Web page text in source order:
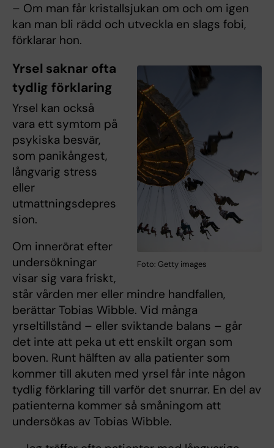
– Om man får kristallsjukan om och om igen
kan man bli rädd och utveckla en slags fobi,
förklarar hon.
Foto: Getty images
Yrsel saknar ofta
tydlig förklaring
Yrsel kan också
vara ett symtom på
psykiska besvär,
som panikångest,
långvarig stress
eller
utmattningsdepres
sion.
Om innerörat efter
undersökningar
visar sig vara friskt,
står vården mer eller mindre handfallen,
berättar Tobias Wibble. Vid många
yrseltillstånd – eller sviktande balans – går
det inte att peka ut ett enskilt organ som
boven. Runt hälften av alla patienter som
kommer till akuten med yrsel får inte någon
tydlig förklaring till varför det snurrar. En del av
patienterna kommer så småningom att
undersökas av Tobias Wibble.